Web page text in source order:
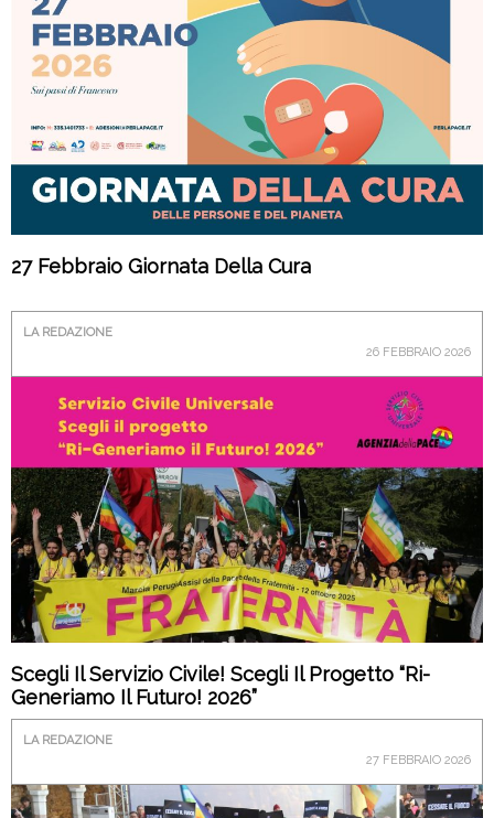
27 Febbraio Giornata Della Cura
LA REDAZIONE
26 FEBBRAIO 2026
Scegli Il Servizio Civile! Scegli Il Progetto “Ri-
Generiamo Il Futuro! 2026”
LA REDAZIONE
27 FEBBRAIO 2026